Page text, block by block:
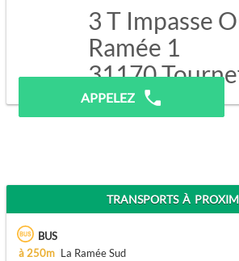
3 T Impasse
Ramée 1
31170
APPELEZ
TRANSPORTS À
BUS
à 250m La Ramée Sud